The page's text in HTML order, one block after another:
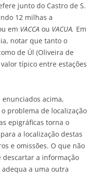
junto do Castro de S.
12 milhas a
em VACCA ou VACUA. Em
notar que tanto o
de Úl (Oliveira de
típico entre estações
acima,
problema de localização
epigráficas torna o
a localização destas
e omissões. O que não
a informação
a uma outra